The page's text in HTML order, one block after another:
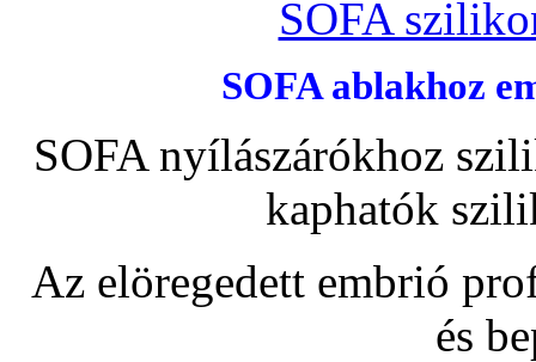
SOFA
SOFA ablakhoz
SOFA nyílászárókhoz
kaphatók
Az elöregedett embrió
és